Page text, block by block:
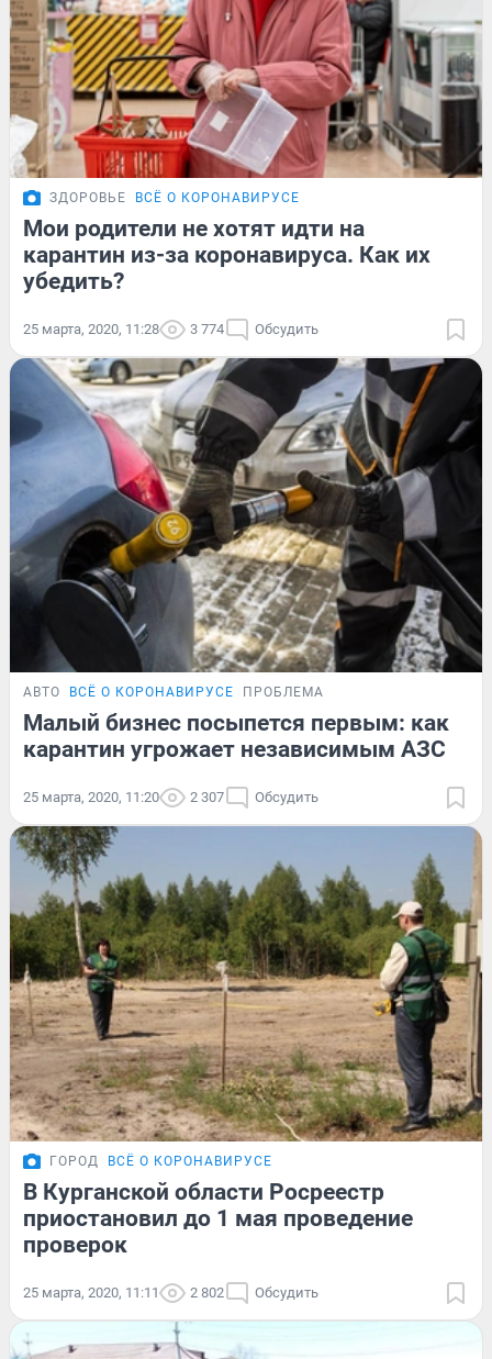
ЗДОРОВЬЕ ВСЁ О КОРОНАВИРУСЕ
Мои родители не хотят идти на
карантин из-за коронавируса. Как их
убедить?
25 марта, 2020, 11:28 3 774 Обсудить
АВТО ВСЁ О КОРОНАВИРУСЕ ПРОБЛЕМА
Малый бизнес посыпется первым: как
карантин угрожает независимым АЗС
25 марта, 2020, 11:20 2 307 Обсудить
ГОРОД ВСЁ О КОРОНАВИРУСЕ
В Курганской области Росреестр
приостановил до 1 мая проведение
проверок
25 марта, 2020, 11:11 2 802 Обсудить